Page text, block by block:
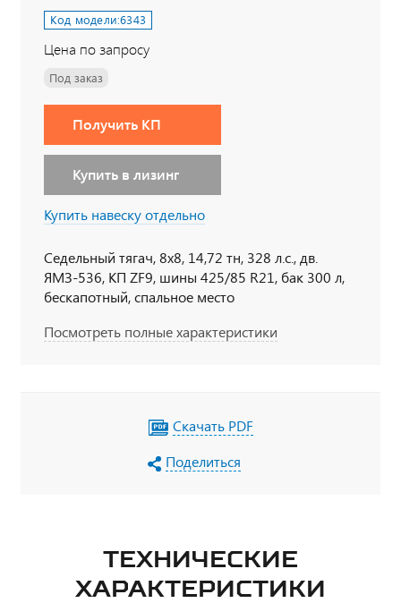
Код модели:6343
Цена по запросу
Под заказ
Получить КП
Купить в лизинг
Купить навеску отдельно
Седельный тягач, 8х8, 14,72 тн, 328 л.с., дв.
ЯМЗ-536, КП ZF9, шины 425/85 R21, бак 300 л,
бескапотный, спальное место
Посмотреть полные характеристики
Скачать PDF
Поделиться
ТЕХНИЧЕСКИЕ
ХАРАКТЕРИСТИКИ